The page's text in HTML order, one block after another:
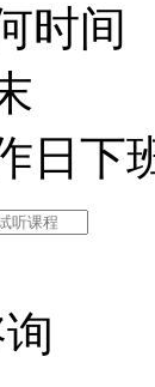
时间
日下